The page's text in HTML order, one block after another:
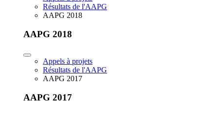
Résultats de l'AAPG
AAPG 2018
AAPG 2018
Appels à projets
Résultats de l'AAPG
AAPG 2017
AAPG 2017